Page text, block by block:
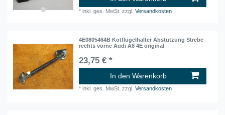
*inkl. ges. MwSt. zzgl.Versandkosten
4E0805464B Kotflügelhalter Abstützung Strebe
rechts vorne Audi A8 4E original
23,75 € *
In den Warenkorb
*inkl. ges. MwSt. zzgl.Versandkosten